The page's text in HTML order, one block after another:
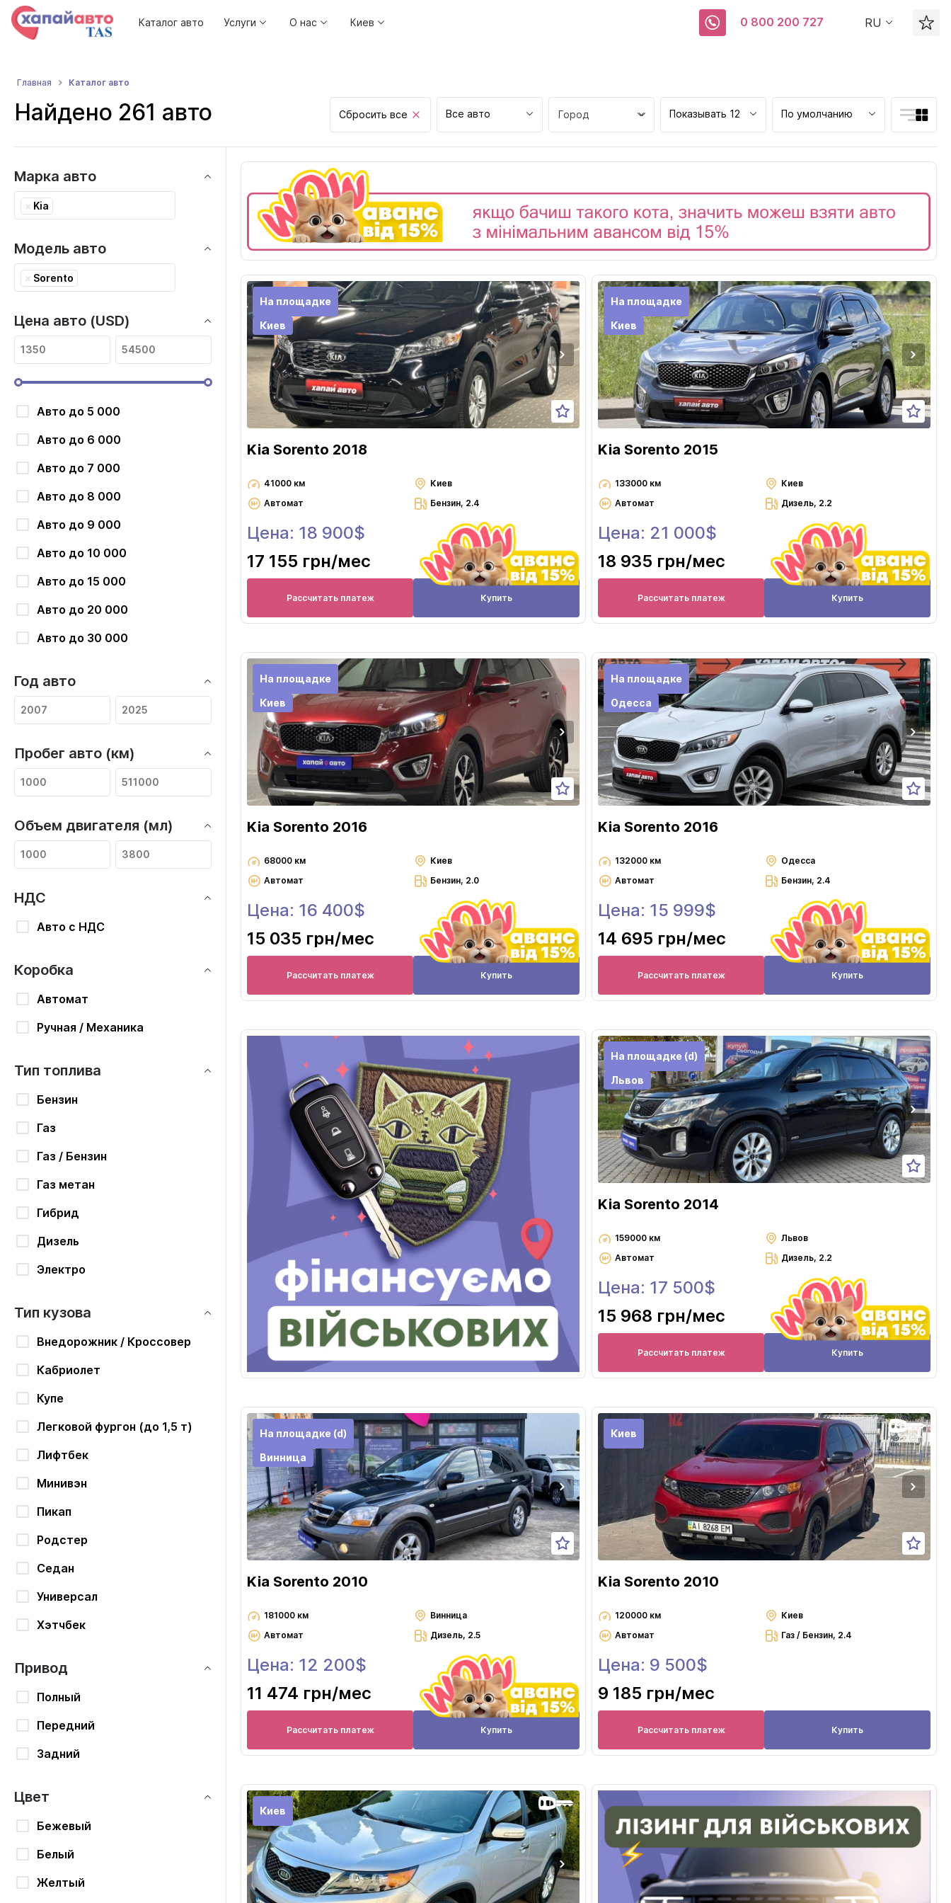
Каталог авто Услуги О нас Киев 0 800 200 727 RU
Главная Каталог авто
Найдено 261 авто Сбросить все Все авто Город
Днепр
Запорожье
Ивано-Франковск
Кривой рог
Кропивницкий
Луцк
Львов
Николаев
Одесса
Полтава
Тернополь
Херсон
Хмельницкий
Чернигов
Показывать 12 По умолчанию
Марка авто
× Kia
Модель авто
× Sorento
Цена авто (USD)
Авто до 5 000
Авто до 6 000
Авто до 7 000
Авто до 8 000
Авто до 9 000
Авто до 10 000
Авто до 15 000
Авто до 20 000
Авто до 30 000
Год авто
Пробег авто (км)
Объем двигателя (мл)
НДС
Авто с НДС
Коробка
Автомат
Ручная / Механика
Тип топлива
Бензин
Газ
Газ / Бензин
Газ метан
Гибрид
Дизель
Электро
Тип кузова
Внедорожник / Кроссовер
Кабриолет
Купе
Легковой фургон (до 1,5 т)
Лифтбек
Минивэн
Пикап
Родстер
Седан
Универсал
Хэтчбек
Привод
Полный
Передний
Задний
Цвет
Бежевый
Белый
Желтый
На площадке
Киев
Kia Sorento 2018
41000 км
Киев
Автомат
Бензин, 2.4
Цена: 18 900$
17 155 грн/мес
Рассчитать платеж Купить
На площадке
Киев
Kia Sorento 2015
133000 км
Киев
Автомат
Дизель, 2.2
Цена: 21 000$
18 935 грн/мес
Рассчитать платеж Купить
На площадке
Киев
Kia Sorento 2016
68000 км
Киев
Автомат
Бензин, 2.0
Цена: 16 400$
15 035 грн/мес
Рассчитать платеж Купить
На площадке
Одесса
Kia Sorento 2016
132000 км
Одесса
Автомат
Бензин, 2.4
Цена: 15 999$
14 695 грн/мес
Рассчитать платеж Купить
На площадке (d)
Львов
Kia Sorento 2014
159000 км
Львов
Автомат
Дизель, 2.2
Цена: 17 500$
15 968 грн/мес
Рассчитать платеж Купить
На площадке (d)
Винница
Kia Sorento 2010
181000 км
Винница
Автомат
Дизель, 2.5
Цена: 12 200$
11 474 грн/мес
Рассчитать платеж Купить
Киев
Kia Sorento 2010
120000 км
Киев
Автомат
Газ / Бензин, 2.4
Цена: 9 500$
9 185 грн/мес
Рассчитать платеж Купить
Киев